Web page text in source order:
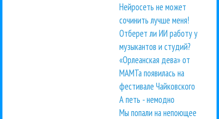
Нейросеть не может
сочинить лучше меня!
Отберет ли ИИ работу у
музыкантов и студий?
«Орлеанская дева» от
МАМТа появилась на
фестивале Чайковского
А петь - немодно
Мы попали на непоющее